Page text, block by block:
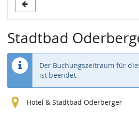
Stadtbad
Der Buchungszeitraum für
ist beendet.
Hotel & Stadtbad Oderberger